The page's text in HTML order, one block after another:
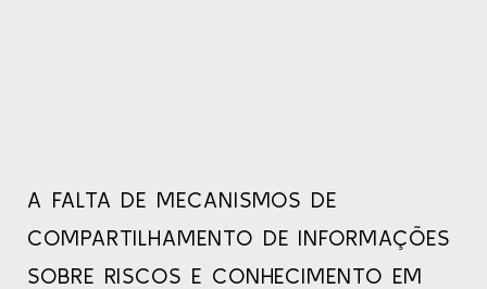
A FALTA DE MECANISMOS DE
COMPARTILHAMENTO DE INFORMAÇÕES
SOBRE RISCOS E CONHECIMENTO EM